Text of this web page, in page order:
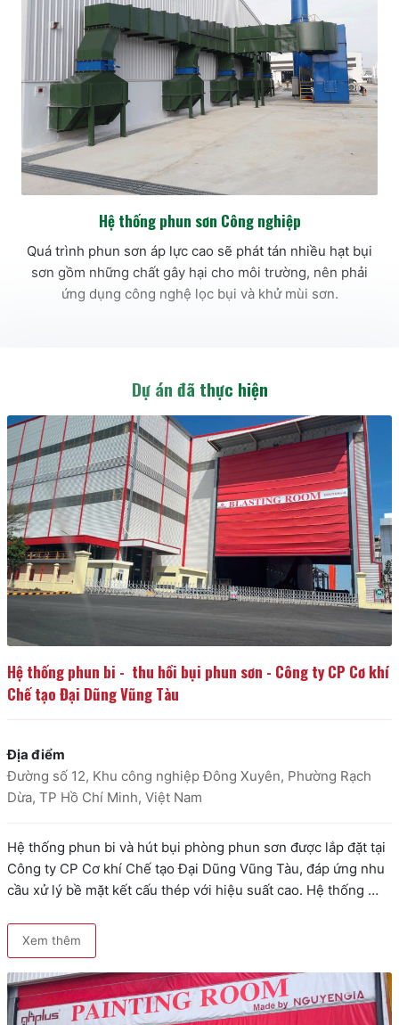
Hệ thống phun sơn Công nghiệp
Quá trình phun sơn áp lực cao sẽ phát tán nhiều hạt bụi
sơn gồm những chất gây hại cho môi trường, nên phải
ứng dụng công nghệ lọc bụi và khử mùi sơn.
Dự án đã thực hiện
Hệ thống phun bi -  thu hồi bụi phun sơn - Công ty CP Cơ khí
Chế tạo Đại Dũng Vũng Tàu
Địa điểm
Đường số 12, Khu công nghiệp Đông Xuyên, Phường Rạch
Dừa, TP Hồ Chí Minh, Việt Nam
Hệ thống phun bi và hút bụi phòng phun sơn được lắp đặt tại
Công ty CP Cơ khí Chế tạo Đại Dũng Vũng Tàu, đáp ứng nhu
cầu xử lý bề mặt kết cấu thép với hiệu suất cao. Hệ thống
Xem thêm